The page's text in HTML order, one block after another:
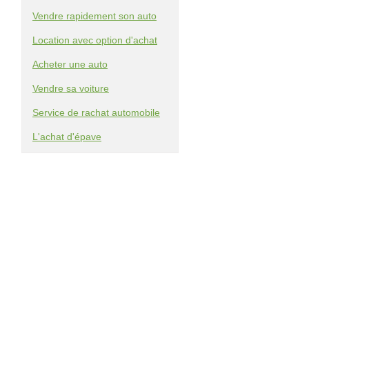
Vendre rapidement son auto
Location avec option d'achat
Acheter une auto
Vendre sa voiture
Service de rachat automobile
L'achat d'épave